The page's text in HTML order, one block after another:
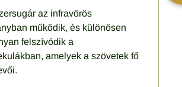
az infravörös
működik, és különösen
felszívódik a
amelyek a szövetek fő